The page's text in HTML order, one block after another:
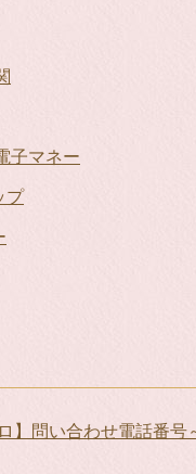
子マネー
プ
】問い合わせ電話番号